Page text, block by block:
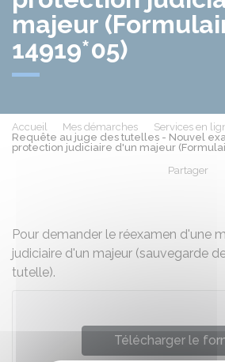
majeur
14919*05)
Accueil Mes démarches
Services en
Requête au juge des tutelles - Nouvel
protection judiciaire d'un majeur
Partager
Pour demander le réexamen d'une
judiciaire d'un majeur (sauvegarde
tutelle).
Télécharger le